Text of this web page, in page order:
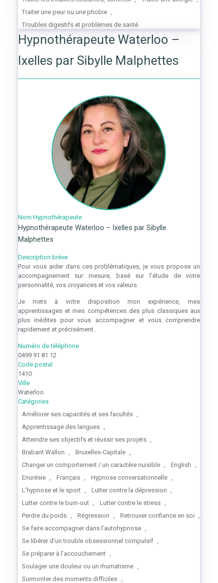
Traiter une peur ou une phobie ,
Troubles digestifs et problèmes de santé
Hypnothérapeute Waterloo –
Ixelles par Sibylle Malphettes
Nom Hypnothérapeute
Hypnothérapeute Waterloo – Ixelles par Sibylle
Malphettes
Description brève
Pour vous aider dans ces problématiques, je vous propose un
accompagnement sur mesure, basé sur l’étude de votre
personnalité, vos croyances et vos valeurs.
Je mets à votre disposition mon expérience, mes
apprentissages et mes compétences des plus classiques aux
plus inédites pour vous accompagner et vous comprendre
rapidement et précisément.
Numéro de téléphone
0499 91 81 12
Code postal
1410
Ville
Waterloo
Catégories
Améliorer ses capacités et ses facultés ,
Apprentissage des langues ,
Atteindre ses objectifs et réussir ses projets ,
Brabant Wallon , Bruxelles-Capitale ,
Changer un comportement / un caractère nuisible , English ,
Enurésie , Français , Hypnose conversationnelle ,
L’hypnose et le sport , Lutter contre la dépression ,
Lutter contre le burn-out , Lutter contre le stress ,
Perdre du poids , Régression , Retrouver confiance en soi ,
Se faire accompagner dans l’autohypnose ,
Se libérer d’un trouble obsessionnel compulsif ,
Se préparer à l’accouchement ,
Soulager une douleur ou un rhumatisme ,
Surmonter des moments difficiles ,